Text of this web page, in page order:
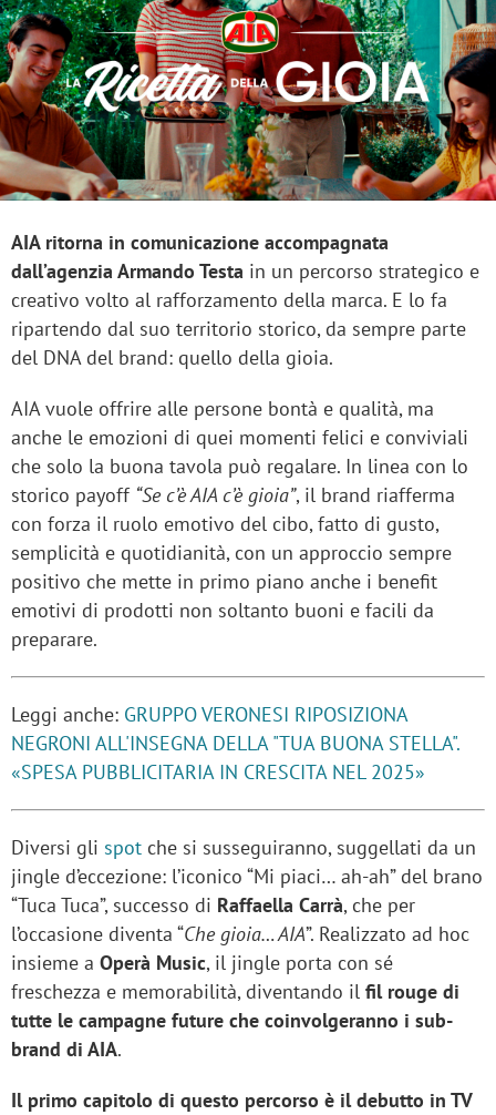
AIA ritorna in comunicazione accompagnata
dall’agenzia Armando Testa in un percorso strategico e
creativo volto al rafforzamento della marca. E lo fa
ripartendo dal suo territorio storico, da sempre parte
del DNA del brand: quello della gioia.
AIA vuole offrire alle persone bontà e qualità, ma
anche le emozioni di quei momenti felici e conviviali
che solo la buona tavola può regalare. In linea con lo
storico payoff “Se c’è AIA c’è gioia”, il brand riafferma
con forza il ruolo emotivo del cibo, fatto di gusto,
semplicità e quotidianità, con un approccio sempre
positivo che mette in primo piano anche i benefit
emotivi di prodotti non soltanto buoni e facili da
preparare.
Leggi anche: GRUPPO VERONESI RIPOSIZIONA
NEGRONI ALL'INSEGNA DELLA "TUA BUONA STELLA".
«SPESA PUBBLICITARIA IN CRESCITA NEL 2025»
Diversi gli spot che si susseguiranno, suggellati da un
jingle d’eccezione: l’iconico “Mi piaci… ah-ah” del brano
“Tuca Tuca”, successo di Raffaella Carrà, che per
l’occasione diventa “Che gioia… AIA”. Realizzato ad hoc
insieme a Operà Music, il jingle porta con sé
freschezza e memorabilità, diventando il fil rouge di
tutte le campagne future che coinvolgeranno i sub-
brand di AIA.
Il primo capitolo di questo percorso è il debutto in TV